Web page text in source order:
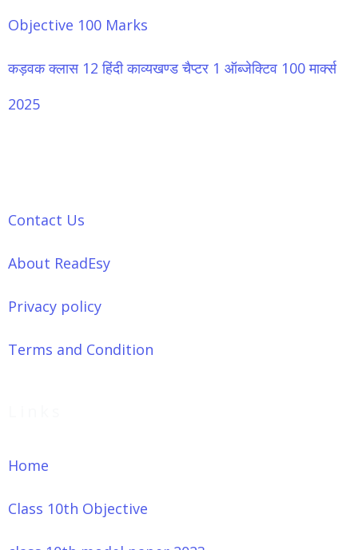
Objective 100 Marks
कड़वक क्लास 12 हिंदी काव्यखण्ड चैप्टर 1 ऑब्जेक्टिव 100 मार्क्स
2025
Contact Us
About ReadEsy
Privacy policy
Terms and Condition
Home
Class 10th Objective